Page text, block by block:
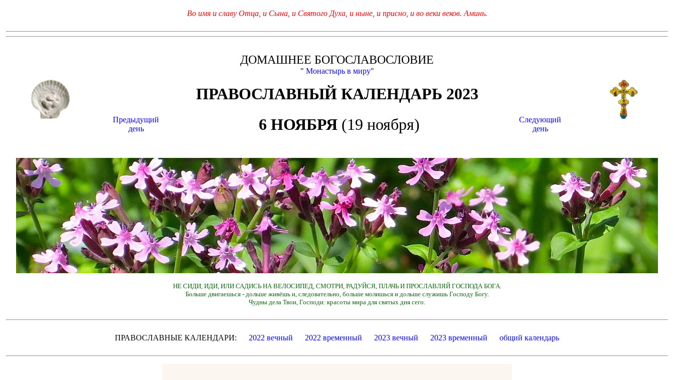
Во имя и славу Отца, и Сына, и Святого Духа, и ныне, и присно, и во веки веков. Аминь.
ДОМАШНЕЕ БОГОСЛАВОСЛОВИЕ
" Монастырь в миру"
ПРАВОСЛАВНЫЙ КАЛЕНДАРЬ 2023
Предыдущий
день
6 НОЯБРЯ(19 ноября)
Следующий
день
НЕ СИДИ, ИДИ, ИЛИ САДИСЬ НА ВЕЛОСИПЕД, СМОТРИ, РАДУЙСЯ, ПЛАЧЬ И ПРОСЛАВЛЯЙ ГОСПОДА БОГА.
Больше двигаешься - дольше живёшь и, следовательно, больше молишься и дольше служишь Господу Богу.
Чудны дела Твои, Господи: красоты мира для святых дня сего.
ПРАВОСЛАВНЫЕ КАЛЕНДАРИ: 2022 вечный 2022 временный 2023 вечный 2023 временный общий календарь